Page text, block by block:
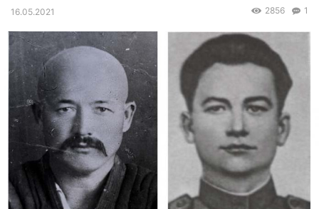
16.05.2021 1
2856